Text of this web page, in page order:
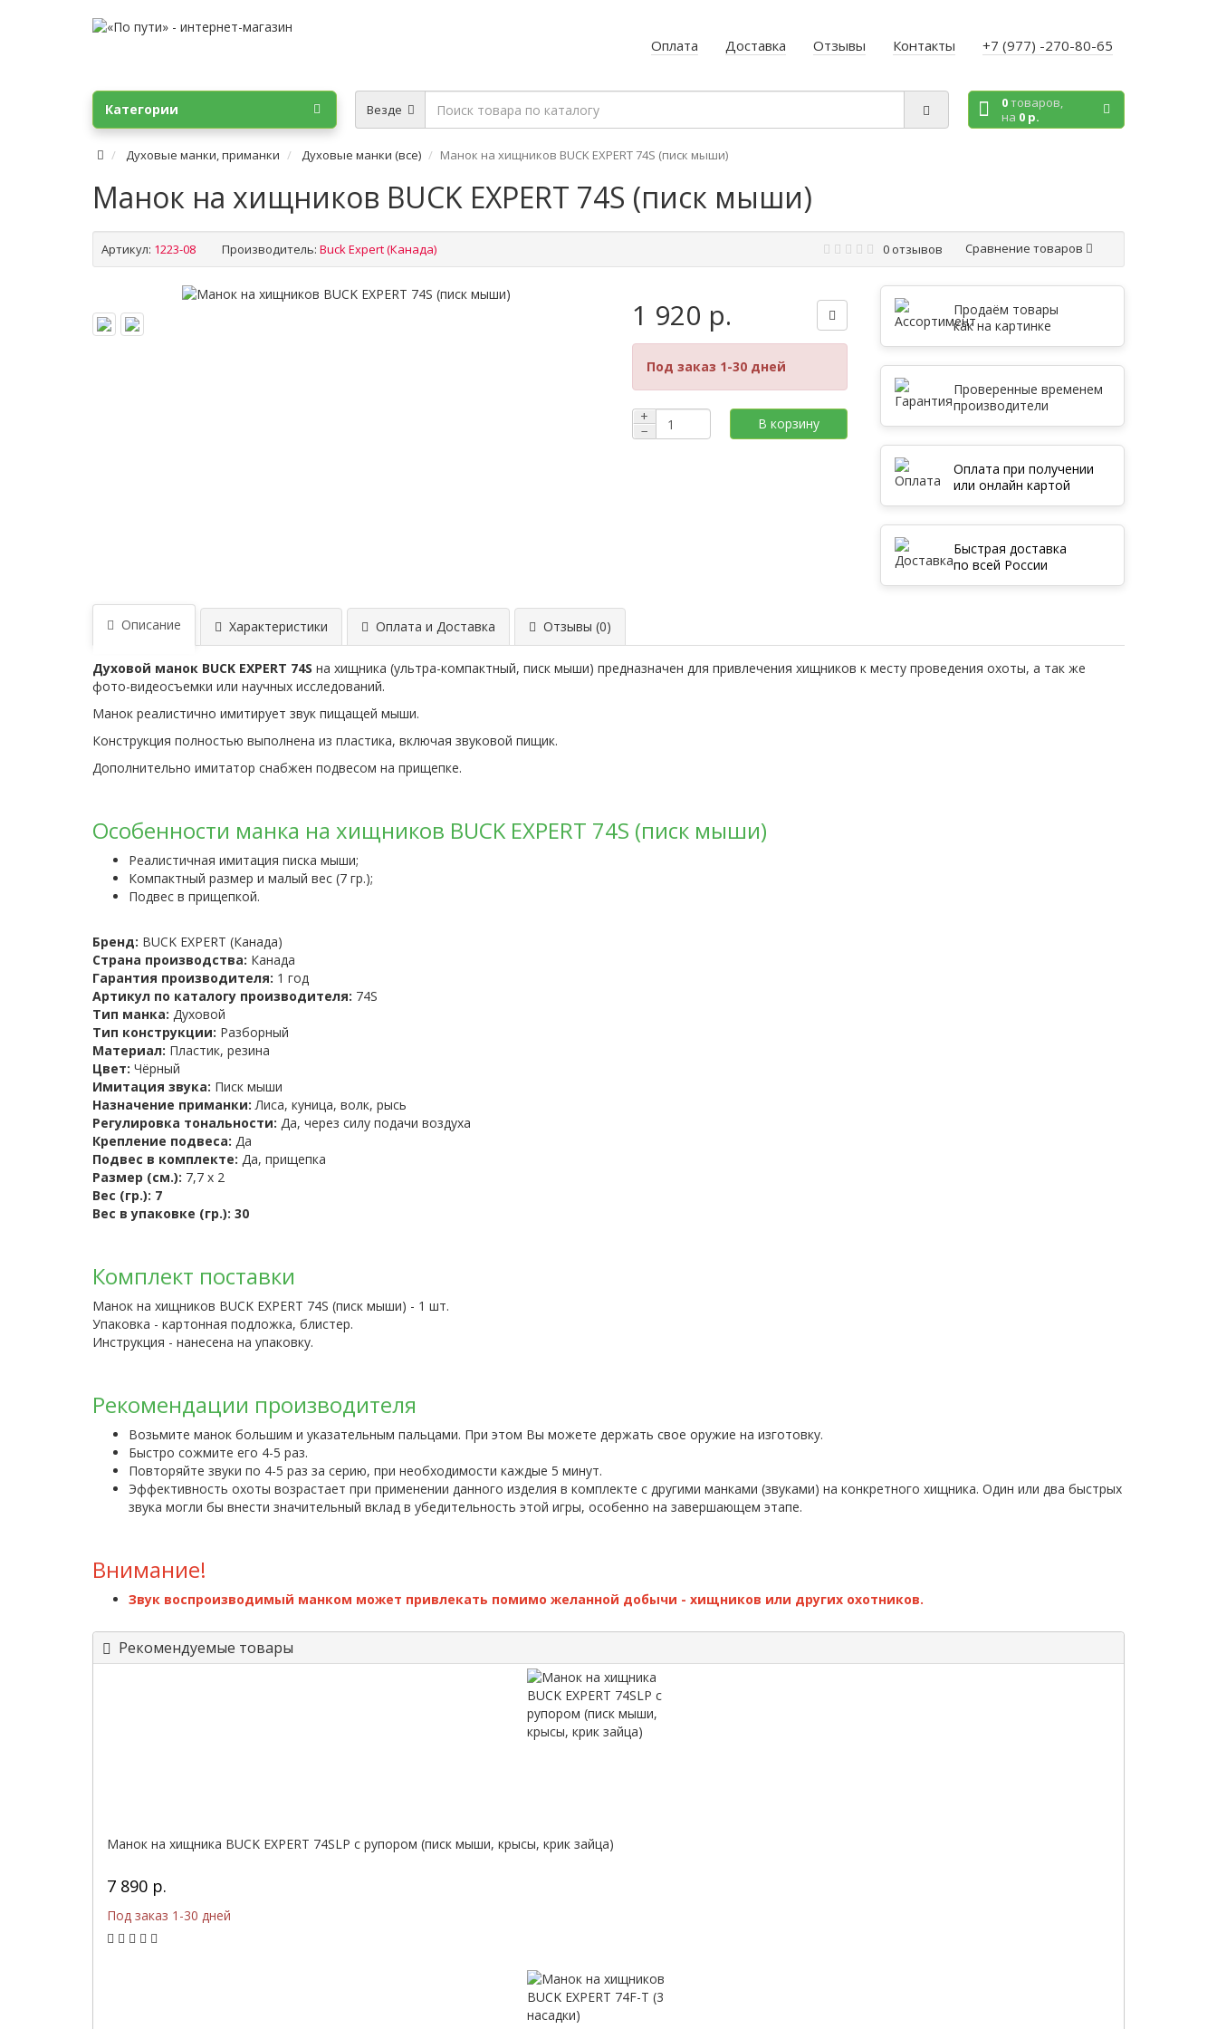
Оплата Доставка Отзывы Контакты +7 (977) -270-80-65
Везде 0товаров,
на 0 р.
Категории
Духовые манки, приманки Духовые манки (все) Манок на хищников BUCK EXPERT 74S (писк мыши)
Манок на хищников BUCK EXPERT 74S (писк мыши)
Артикул: 1223-08 Производитель: Buck Expert (Канада) Сравнение товаров
0 отзывов
1 920 р.
Под заказ 1-30 дней
+
−
В корзину
Продаём товары
как на картинке
Проверенные временем
производители
Оплата при получении
или онлайн картой
Быстрая доставка
по всей России
Описание Характеристики Оплата и Доставка Отзывы (0)
Духовой манок BUCK EXPERT 74S на хищника (ультра-компактный, писк мыши) предназначен для привлечения хищников к месту проведения охоты, а так же
фото-видеосъемки или научных исследований.
Манок реалистично имитирует звук пищащей мыши.
Конструкция полностью выполнена из пластика, включая звуковой пищик.
Дополнительно имитатор снабжен подвесом на прищепке.
Особенности манка на хищников BUCK EXPERT 74S (писк мыши)
Реалистичная имитация писка мыши;
Компактный размер и малый вес (7 гр.);
Подвес в прищепкой.
Бренд: BUCK EXPERT (Канада)
Страна производства: Канада
Гарантия производителя: 1 год
Артикул по каталогу производителя: 74S
Тип манка: Духовой
Тип конструкции: Разборный
Материал: Пластик, резина
Цвет: Чёрный
Имитация звука: Писк мыши
Назначение приманки: Лиса, куница, волк, рысь
Регулировка тональности: Да, через силу подачи воздуха
Крепление подвеса: Да
Подвес в комплекте: Да, прищепка
Размер (см.): 7,7 х 2
Вес (гр.): 7
Вес в упаковке (гр.): 30
Комплект поставки
Манок на хищников BUCK EXPERT 74S (писк мыши) - 1 шт.
Упаковка - картонная подложка, блистер.
Инструкция - нанесена на упаковку.
Рекомендации производителя
Возьмите манок большим и указательным пальцами. При этом Вы можете держать свое оружие на изготовку.
Быстро сожмите его 4-5 раз.
Повторяйте звуки по 4-5 раз за серию, при необходимости каждые 5 минут.
Эффективность охоты возрастает при применении данного изделия в комплекте с другими манками (звуками) на конкретного хищника. Один или два быстрых
звука могли бы внести значительный вклад в убедительность этой игры, особенно на завершающем этапе.
Внимание!
Звук воспроизводимый манком может привлекать помимо желанной добычи - хищников или других охотников.
Рекомендуемые товары
Манок на хищника BUCK EXPERT 74SLP с рупором (писк мыши, крысы, крик зайца)
7 890 р.
Под заказ 1-30 дней